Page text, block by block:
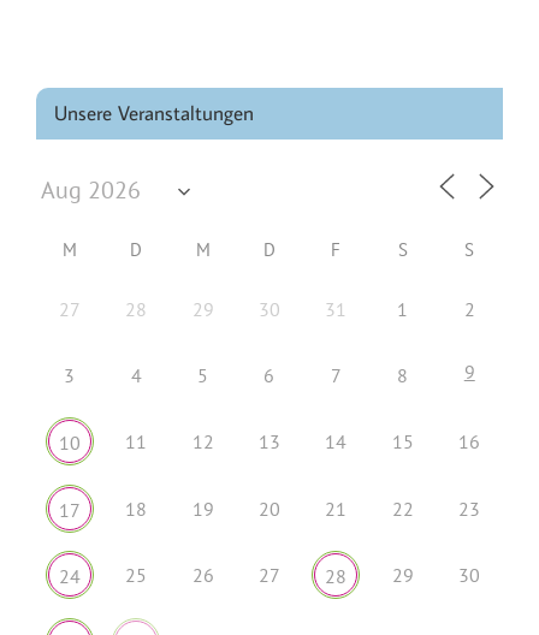
Unsere Veranstaltungen
M D M D F S S
27 28 29 30 31 1 2
3 4 5 6 7 8 9
10 11 12 13 14 15 16
17 18 19 20 21 22 23
24 25 26 27 28 29 30